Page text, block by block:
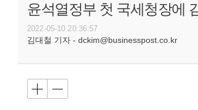
윤석열정부 첫 국세청장에
2022-05-10 20:36:57
김대철 기자 - dckim@businesspost.co.kr